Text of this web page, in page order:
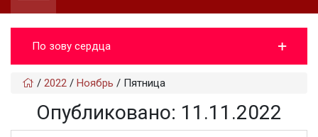
По зову сердца
/ 2022 / Ноябрь / Пятница
Опубликовано: 11.11.2022